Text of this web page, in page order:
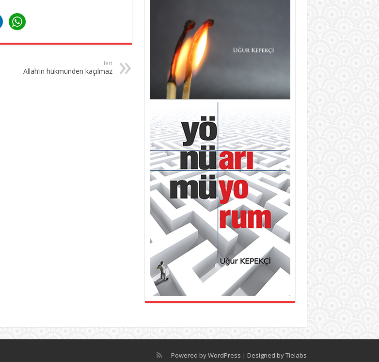
İleri
Allah’ın hükmünden kaçılmaz
Powered byWordPress | Designed byTielabs